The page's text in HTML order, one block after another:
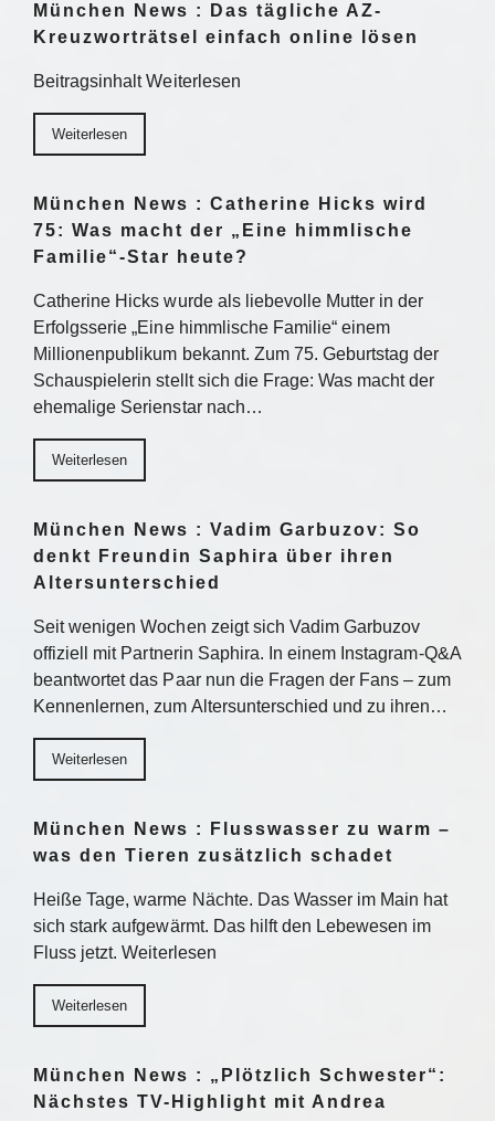
München News : Das tägliche AZ-
Kreuzworträtsel einfach online lösen
Beitragsinhalt Weiterlesen
Weiterlesen
München News : Catherine Hicks wird
75: Was macht der „Eine himmlische
Familie“-Star heute?
Catherine Hicks wurde als liebevolle Mutter in der
Erfolgsserie „Eine himmlische Familie“ einem
Millionenpublikum bekannt. Zum 75. Geburtstag der
Schauspielerin stellt sich die Frage: Was macht der
ehemalige Serienstar nach…
Weiterlesen
München News : Vadim Garbuzov: So
denkt Freundin Saphira über ihren
Altersunterschied
Seit wenigen Wochen zeigt sich Vadim Garbuzov
offiziell mit Partnerin Saphira. In einem Instagram-Q&A
beantwortet das Paar nun die Fragen der Fans – zum
Kennenlernen, zum Altersunterschied und zu ihren…
Weiterlesen
München News : Flusswasser zu warm –
was den Tieren zusätzlich schadet
Heiße Tage, warme Nächte. Das Wasser im Main hat
sich stark aufgewärmt. Das hilft den Lebewesen im
Fluss jetzt. Weiterlesen
Weiterlesen
München News : „Plötzlich Schwester“:
Nächstes TV-Highlight mit Andrea